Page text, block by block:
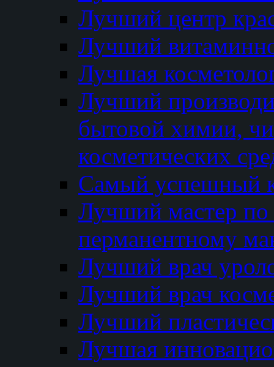
Лучший центр
Лучший
Лучшая
Лучший
бытовой химии,
косметических
Самый успешный
Лучший мастер по
перманентному
Лучший врач
Лучший врач
Лучший
Лучшая